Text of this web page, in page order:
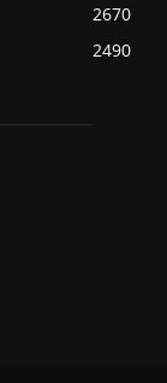
2670
2490